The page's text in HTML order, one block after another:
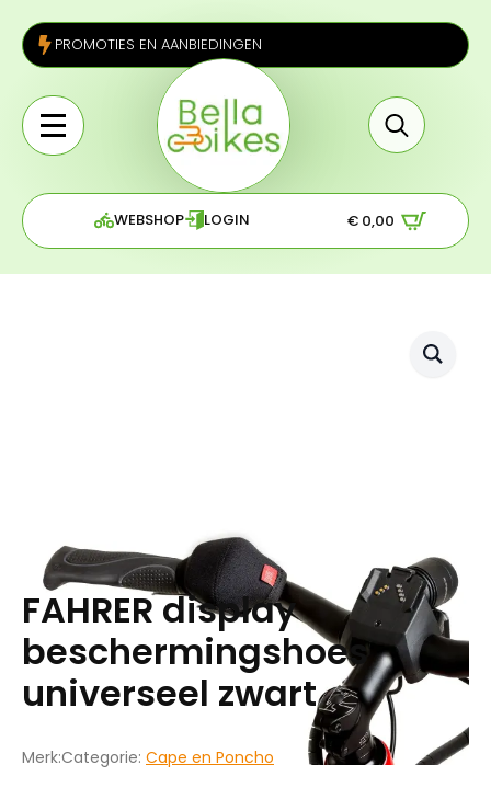
PROMOTIES EN AANBIEDINGEN
for:
WEBSHOP LOGIN € 0,00
FAHRER display
beschermingshoes
universeel zwart
Merk:Categorie: Cape en Poncho